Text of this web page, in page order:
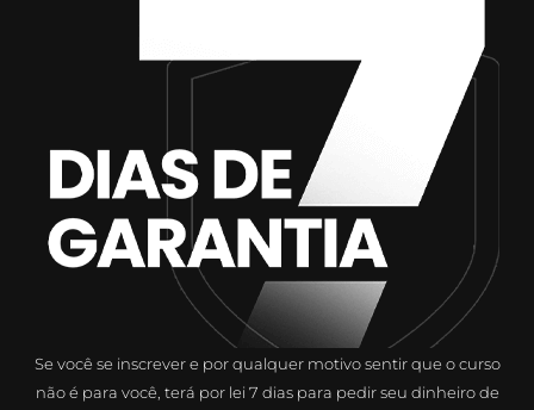
Se você se inscrever e por qualquer motivo sentir que o curso
não é para você, terá por lei 7 dias para pedir seu dinheiro de